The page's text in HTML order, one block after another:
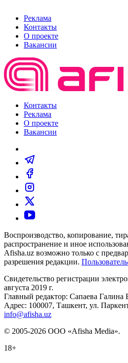
Реклама
Контакты
О проекте
Вакансии
Контакты
Реклама
О проекте
Вакансии
Воспроизводство, копирование,
распространение и иное
Afisha.uz возможно только с
разрешения редакции.
Свидетельство регистрации
августа 2019 г.
Главный редактор: Сапаева Галина
Адрес: 100007, Ташкент, ул.
info@afisha.uz
© 2005-2026 ООО «Afisha Media».
18+